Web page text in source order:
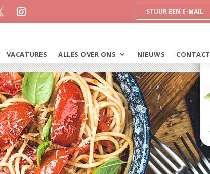
STUUR EEN E-MAIL
VACATURES ALLES OVER ONS NIEUWS CONTACT